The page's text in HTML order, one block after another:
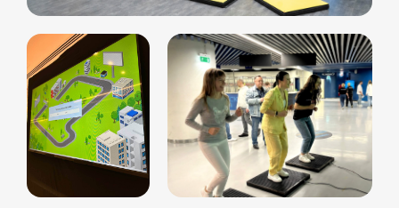
Фото и видео Музыкальные
Фруктовый оркестр